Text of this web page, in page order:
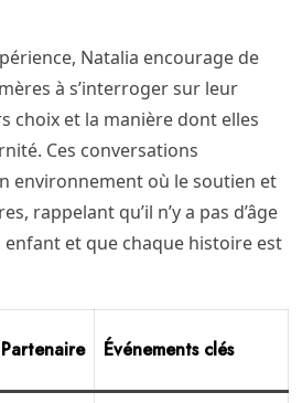
Natalia encourage de
à s’interroger sur leur
choix et la manière dont elles
Ces conversations
environnement où le soutien et
rappelant qu’il n’y a pas d’âge
et que chaque histoire est
Partenaire Événements clés